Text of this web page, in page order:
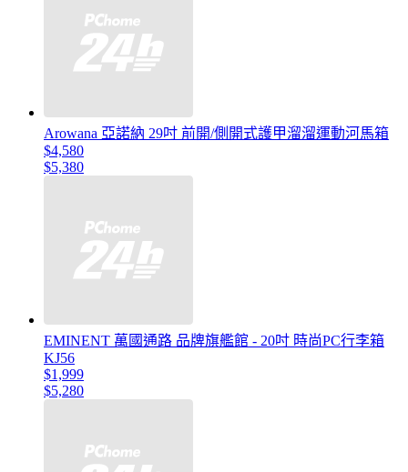
Arowana 亞諾納 29吋 前開/側開式護甲溜溜運動河馬箱
$4,580
$5,380
EMINENT 萬國通路 品牌旗艦館 - 20吋 時尚PC行李箱
KJ56
$1,999
$5,280